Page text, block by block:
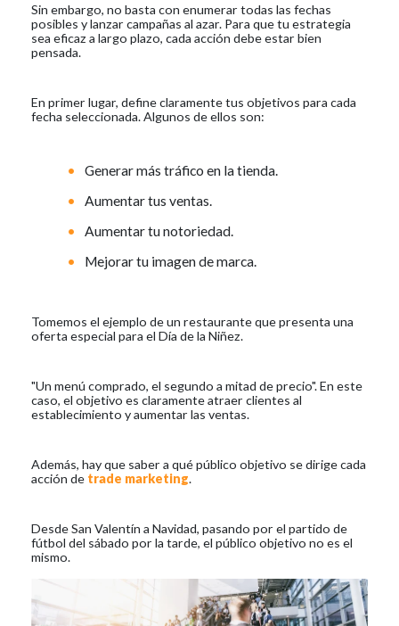
Sin embargo, no basta con enumerar todas las fechas
posibles y lanzar campañas al azar. Para que tu estrategia
sea eficaz a largo plazo, cada acción debe estar bien
pensada.
En primer lugar, define claramente tus objetivos para cada
fecha seleccionada. Algunos de ellos son:
Generar más tráfico en la tienda.
Aumentar tus ventas.
Aumentar tu notoriedad.
Mejorar tu imagen de marca.
Tomemos el ejemplo de un restaurante que presenta una
oferta especial para el Día de la Niñez.
"Un menú comprado, el segundo a mitad de precio". En este
caso, el objetivo es claramente atraer clientes al
establecimiento y aumentar las ventas.
Además, hay que saber a qué público objetivo se dirige cada
acción de trade marketing.
Desde San Valentín a Navidad, pasando por el partido de
fútbol del sábado por la tarde, el público objetivo no es el
mismo.